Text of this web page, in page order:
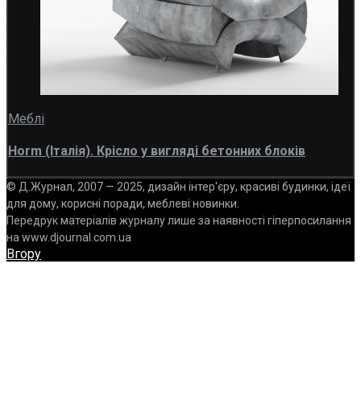
Меблі
Horm (Італія). Крісло у вигляді бетонних блоків
© Д.Журнал, 2007 — 2025, дизайн інтер'єру, красиві будинки, ідеї
для дому, корисні поради, меблеві новинки.
Передрук матеріалів журналу лише за наявності гіперпосилання
на www.djournal.com.ua
Вгору